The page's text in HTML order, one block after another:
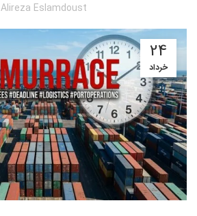
Alireza Eslamdoust
24
خرداد